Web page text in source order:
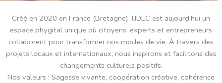
Créé en 2020 en France (Bretagne), l’IDEC est aujourd’hui un
espace phygital unique où citoyens, experts et entrepreneurs
collaborent pour transformer nos modes de vie. À travers des
projets locaux et internationaux, nous inspirons et facilitons des
changements culturels positifs.
Nos valeurs : Sagesse vivante, coopération créative, cohérence